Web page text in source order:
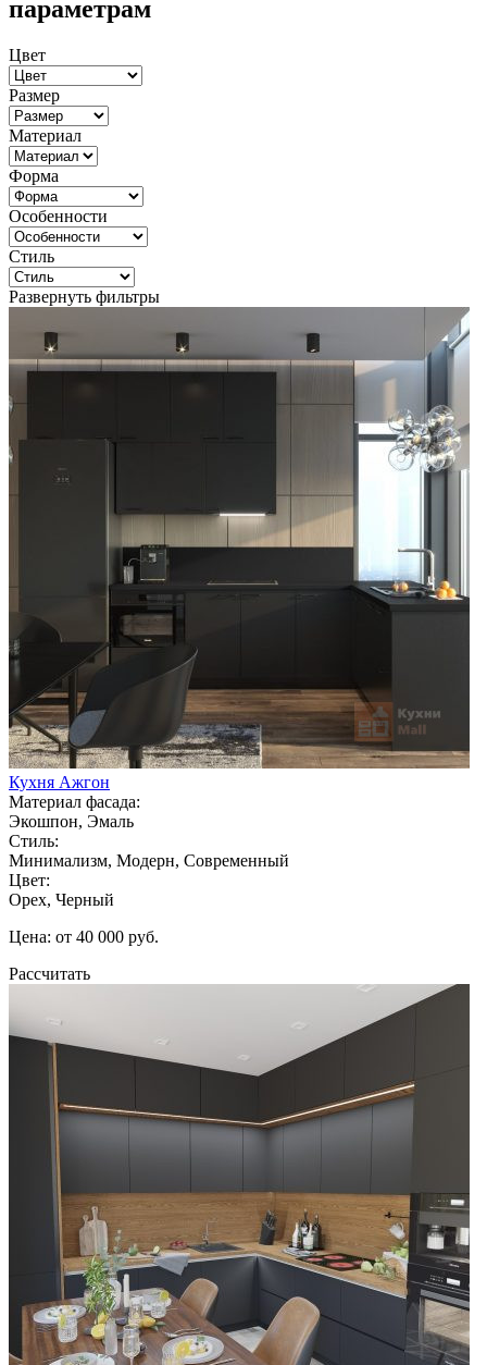
параметрам
Цвет
Размер
Материал
Форма
Особенности
Стиль
Развернуть фильтры
Кухня Ажгон
Материал фасада:
Экошпон, Эмаль
Стиль:
Минимализм, Модерн, Современный
Цвет:
Орех, Черный
Цена: от 40 000 руб.
Рассчитать